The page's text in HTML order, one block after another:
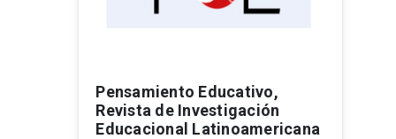
Pensamiento Educativo,
Revista de Investigación
Educacional Latinoamericana